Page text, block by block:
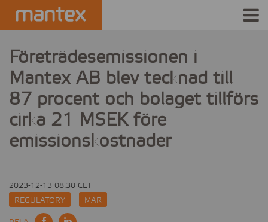
PRODUCTS
HOW IT WORKS
STORIES
ABOUT US
Företrädesemissionen i
Mantex AB blev tecknad till
87 procent och bolaget tillförs
cirka 21 MSEK före
emissionskostnader
2023-12-13 08:30 CET
REGULATORY
MAR